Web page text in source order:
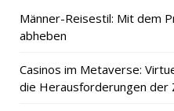
Männer-Reisestil: Mit dem
abheben
Casinos im Metaverse:
die Herausforderungen der